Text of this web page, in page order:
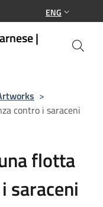
ENG
|
>
contro i saraceni
flotta
saraceni